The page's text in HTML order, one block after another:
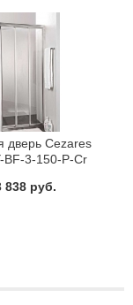
дверь Cezares
BF-3-150-P-Cr
838 руб.